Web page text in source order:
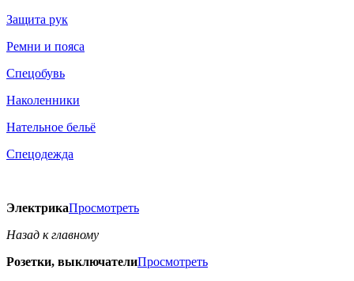
Защита рук
Ремни и пояса
Спецобувь
Наколенники
Нательное бельё
Спецодежда
ЭлектрикаПросмотреть
Назад к главному
Розетки, выключателиПросмотреть